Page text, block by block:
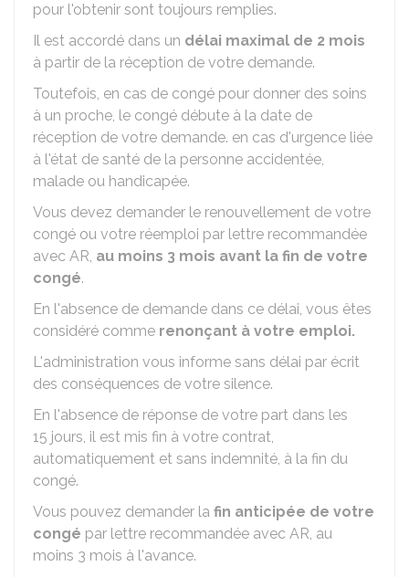
pour l'obtenir sont toujours remplies.
Il est accordé dans un délai maximal de 2 mois
à partir de la réception de votre demande.
Toutefois, en cas de congé pour donner des soins
à un proche, le congé débute à la date de
réception de votre demande. en cas d'urgence liée
à l'état de santé de la personne accidentée,
malade ou handicapée.
Vous devez demander le renouvellement de votre
congé ou votre réemploi par lettre recommandée
avec AR, au moins 3 mois avant la fin de votre
congé.
En l'absence de demande dans ce délai, vous êtes
considéré comme renonçant à votre emploi.
L'administration vous informe sans délai par écrit
des conséquences de votre silence.
En l'absence de réponse de votre part dans les
15 jours, il est mis fin à votre contrat,
automatiquement et sans indemnité, à la fin du
congé.
Vous pouvez demander la fin anticipée de votre
congé par lettre recommandée avec AR, au
moins 3 mois à l'avance.